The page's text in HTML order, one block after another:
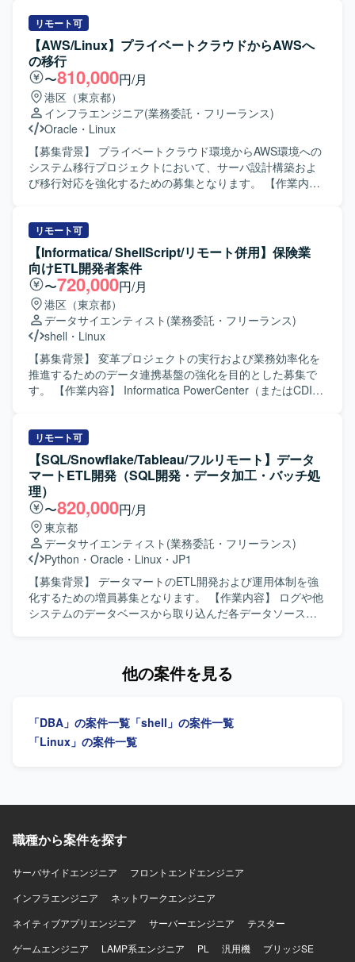
やロードバランサー、ストレージなど幅広い技術領域で経
験を積むことができます。 【開発環境】 RHEL／Windows
Serverを中心としたサーバ環境での設計・構築・運用を行
います。 AWSを活用したクラウド基盤およびプライベート
クラウド基盤上でのサーバ運用を行います。
JavaおよびC言語を用いた機能実装や改修、動作確認、不具
合解析などを行っていただきます。 【求める人物像】 車載
機器分野の技術習得に前向きに取り組んでいただける方を
求めております。チームメンバーと円滑にコミュニケーシ
ョンを取りながら、自発的に課題解決に取り組める方が望
ましいです。 【ポジションの魅力】 車載機器向けの
Android開発に携わることで、組込分野とモバイル技術の両
面でスキルを高めていただけます。Linux環境での開発経験
を積むことで、今後のキャリアの幅を広げていただけるポ
ジションです。 【開発環境】 Androidプラットフォーム上
での開発となり、Linux環境にてJavaおよびC言語を用いた
リモート可
【AWS/Linux】プライベートクラウドからAWSへ
の移行
〜810,000円/月
港区（東京都）
インフラエンジニア(業務委託・フリーランス)
Oracle ・ Linux
【募集背景】 プライベートクラウド環境からAWS環境への
システム移行プロジェクトにおいて、サーバ設計構築およ
び移行対応を強化するための募集となります。 【作業内
を中心としたサーバの設計・構築および移行作業を担当し
ていただきます。移行後は、既存環境で実施しているITGC
対応が新環境でも適切に適用されているかの確認や、関連
する設定・構成の見直し、ドキュメント整備なども行って
いただきます。 【求める人物像】 サーバ設計構築や移行プ
ロジェクトにおいて主体的に動き、関係者と協調しながら
業務を進めていただける方を求めています。技術的な課題
に対して自ら調査・検証し、改善提案までつなげていただ
ける方が望ましいです。 【ポジションの魅力】 大規模なシ
ステムのクラウド移行を通じて、Linuxサーバ設計構築スキ
ルに加え、クラウド環境における設計・運用に関する知見
流まで一連のプロセスを経験していただけます。 【開発環
境】 プライベートクラウド環境およびAWS環境上のLinuxサ
ーバ（RHEL）を中心としたサーバ基盤を対象とした設計・
構築・移行を行います。
リモート可
【Informatica/ ShellScript/リモート併用】保険業
向けETL開発者案件
〜720,000円/月
港区（東京都）
データサイエンティスト (業務委託・フリーランス)
shell ・ Linux
【募集背景】 変革プロジェクトの実行および業務効率化を
推進するためのデータ連携基盤の強化を目的とした募集で
す。 【作業内容】 Informatica PowerCenter（またはCDI-
連携し、データ連携基盤の改善や自動化推進、データイン
ターフェース戦略の立案・実行を推進していただきます。
Informatica Power CenterまたはCDI-PCジョブおよびシェ
ルスクリプトバッチジョブの分析・開発・保守・サポー
ト・拡張を行っていただきます。 再利用可能なスクリプト
の作成による手作業の削減を行っていただきます。 クライ
アントのリーダーシップと協力し、ETL・バッチデータイン
ターフェースタスクの目標を特定・設定し、その目標達成
に向けて実行していただきます。 ETLアプリケーション戦
略の構築とサポートに関わる業務を遂行していただきま
す。 ビジネスおよびIT関係者と協力し、データインターフ
ェースまたはデータ管理に関するビジョンと課題を理解し
模な変革プロジェクトの一員として、ETLアプリケーション
Center、CDI-PCまたはその他のETLツール、Linuxシェルス
クリプトを利用したETL・バッチ処理開発環境です。
リモート可
【SQL/Snowflake/Tableau/フルリモート】データ
マートETL開発（SQL開発・データ加工・バッチ処
理）
〜820,000円/月
東京都
データサイエンティスト (業務委託・フリーランス)
Python ・ Oracle ・ Linux ・ JP1
【募集背景】 データマートのETL開発および運用体制を強
化するための増員募集となります。 【作業内容】 ログや他
システムのデータベースから取り込んだ各データソースを
次処理の対応を中心に、データ加工やバッチ処理を含むETL
り分けてトラブルシュートができる運用・保守マインドを
お持ちの方を求めております。お客様と円滑にコミュニケ
データ基盤や、Tableauを用いた可視化・分析に携わること
ただけます。ETL開発から運用まで一貫して関わることで、
データ基盤全体の設計やパフォーマンス最適化に関する知
見も習得していただけます。 【開発環境】 データベースは
RedshiftおよびSnowflake（Snowpipe）を利用しておりま
す。プログラミング言語はPython（SQLAlchemy）および
可視化・分析にはTableauを使用し、ジョブ管理にはJP1を
利用しております。
他の案件を見る
「DBA」の案件一覧 「shell」の案件一覧
「Linux」の案件一覧
職種から案件を探す
サーバサイドエンジニア
フロントエンドエンジニア
インフラエンジニア
ネットワークエンジニア
ネイティブアプリエンジニア
サーバーエンジニア
テスター
ゲームエンジニア
LAMP系エンジニア PL 汎用機
ブリッジSE